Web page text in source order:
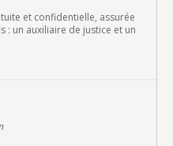
et confidentielle, assurée
: un auxiliaire de justice et un